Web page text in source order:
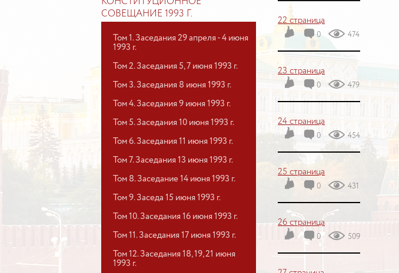
СОВЕЩАНИЕ 1993 Г.
Том 1. Заседания 29 апреля - 4 июня
1993 г.
Том 2. Заседания 5, 7 июня 1993 г.
Том 3. Заседания 8 июня 1993 г.
Том 4. Заседания 9 июня 1993 г.
Том 5. Заседания 10 июня 1993 г.
Том 6. Заседания 11 июня 1993 г.
Том 7. Заседания 13 июня 1993 г.
Том 8. Заседание 14 июня 1993 г.
Том 9. Заседа 15 июня 1993 г.
Том 10. Заседания 16 июня 1993 г.
Том 11. Заседания 17 июня 1993 г.
Том 12. Заседания 18, 19, 21 июня
1993 г.
22 страница
0 474
23 страница
0 479
24 страница
0 454
25 страница
0 431
26 страница
0 509